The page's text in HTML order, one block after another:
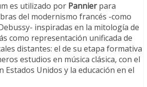
es utilizado por Pannierpara
del modernismo francés -como
inspiradas en la mitología de
como representación unificada de
distantes: el de su etapa formativa
estudios en música clásica, con el
Estados Unidos y la educación en el